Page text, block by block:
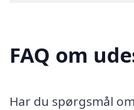
FAQ om
Har du spørgsmål